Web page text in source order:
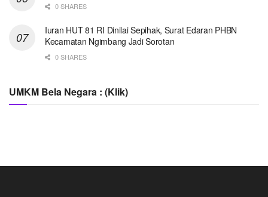
0 SHARES
Iuran HUT 81 RI Dinilai Sepihak, Surat Edaran PHBN
Kecamatan Ngimbang Jadi Sorotan
0 SHARES
UMKM Bela Negara : (Klik)